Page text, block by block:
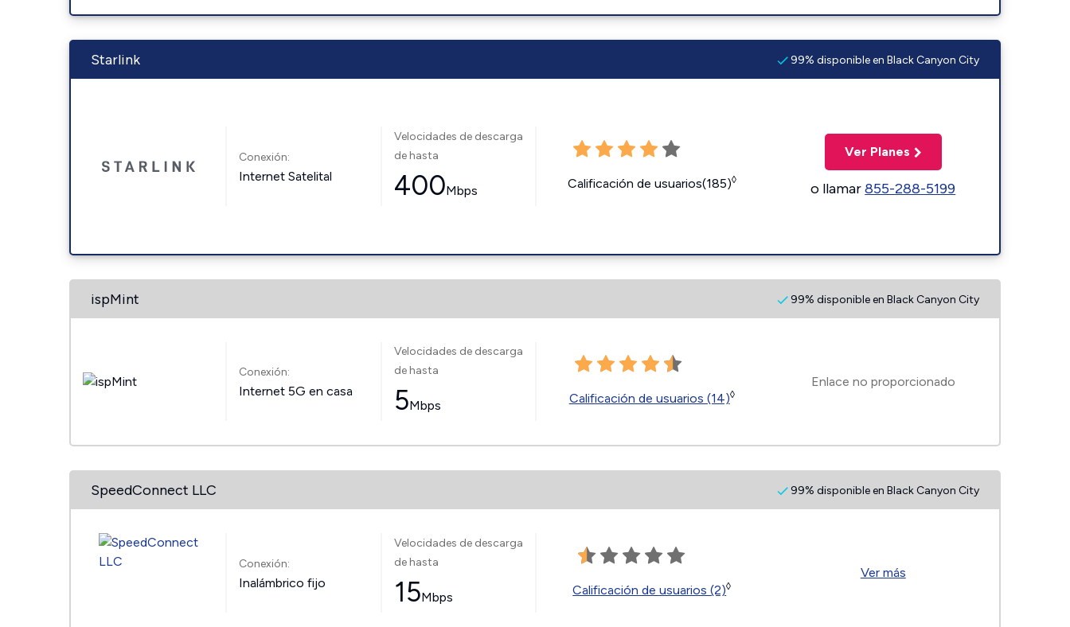
Starlink 99% disponible en Black Canyon City
Conexión:
Internet Satelital
Velocidades de descarga
de hasta
400Mbps Calificación de usuarios(185)◊
Ver Planes
o llamar855-288-5199
ispMint 99% disponible en Black Canyon City
Conexión:
Internet 5G en casa
Velocidades de descarga
de hasta
5Mbps Calificación de usuarios (14)◊
Enlace no proporcionado
SpeedConnect LLC 99% disponible en Black Canyon City
Conexión:
Inalámbrico fijo
Velocidades de descarga
de hasta
15Mbps Calificación de usuarios (2)◊
Ver más